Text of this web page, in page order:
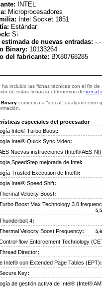
INTEL
Microprocesadores
Intel Socket 1851
Estándar
Si
estimada de nuevas entradas: -.-
Binary: 10133264
del fabricante: BX80768285
ha incluido las fichas técnicas con el fin
de estas fichas la obtenemos de
Binary comunica a "icecat" cualquier error
especiales del procesador
Intel® Turbo Boost:
Intel® Quick Sync Video:
Nuevas instrucciones (Intel® AES-NI)
SpeedStep mejorada de Intel:
Trusted Execution de Intel®:
Intel® Speed Shift:
Velocity Boost:
Boost Max Technology 3.0
4:
Velocity Boost Frequency:
flow Enforcement Technology
Director:
Intel® con Extended Page Tables (EPT):
Key:
de gestión activa de Intel® (Intel®